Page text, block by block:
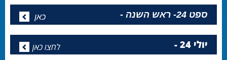
ספט 24- ראש השנה - כאן
יולי 24 - לחצו כאן